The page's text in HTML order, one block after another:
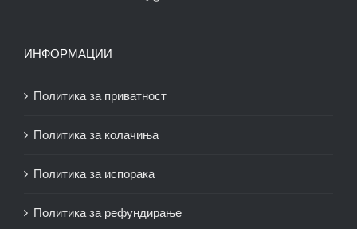
ИНФОРМАЦИИ
Политика за приватност
Политика за колачиња
Политика за испорака
Политика за рефундирање